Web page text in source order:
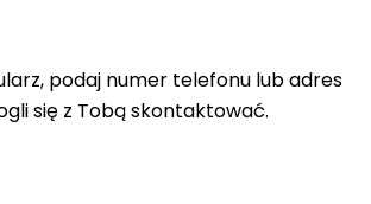
podaj numer telefonu lub adres
się z Tobą skontaktować.